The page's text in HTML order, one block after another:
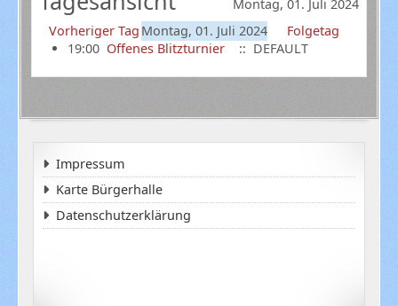
Montag, 01. Juli 2024
Vorheriger Tag Montag, 01. Juli 2024
Folgetag
19:00 Offenes Blitzturnier :: DEFAULT
Impressum
Karte Bürgerhalle
Datenschutzerklärung